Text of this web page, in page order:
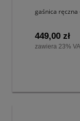
gaśnica ręczna
449,00 zł
zawiera 23%